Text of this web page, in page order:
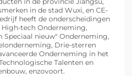
in de stad Wuxi, en CE-
heeft de onderscheidingen
High-tech Onderneming,
Speciaal nieuw" Onderneming,
Drie-sterren
Onderneming in het
Talenten en
enzovoort.